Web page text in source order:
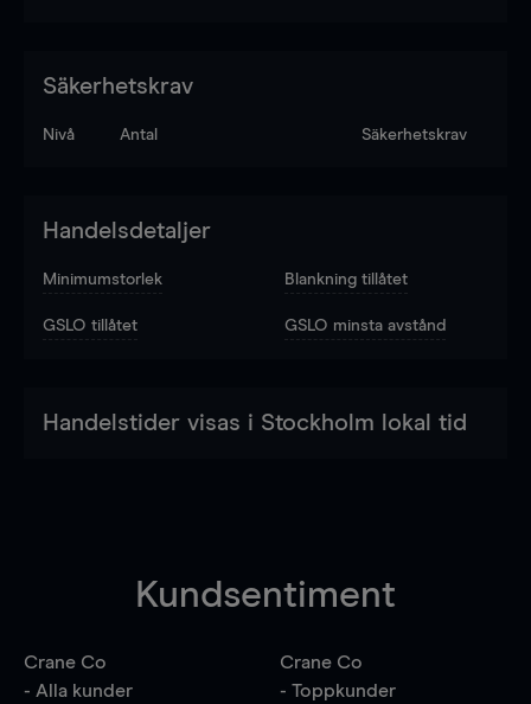
Säkerhetskrav
Nivå Antal Säkerhetskrav
Handelsdetaljer
Minimumstorlek Blankning tillåtet
GSLO tillåtet GSLO minsta avstånd
Handelstider visas i Stockholm lokal tid
Kundsentiment
Crane Co
- Alla kunder
Crane Co
- Toppkunder